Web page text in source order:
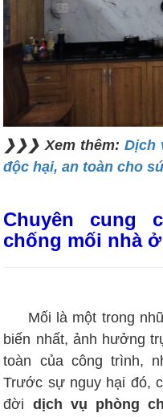
❯❯❯ Xem thêm: Dịch
độc hại, an toàn cho
Chuyên cung
chống mối nhà
Mối là một trong
biến nhất, ảnh hưởng
toàn của công trình,
Trước sự nguy hại đó,
đời dịch vụ phòng